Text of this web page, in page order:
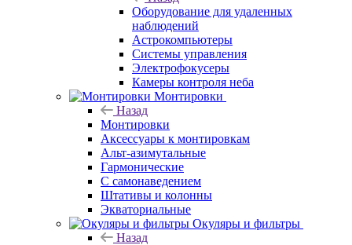
Оборудование для удаленных
наблюдений
Астрокомпьютеры
Системы управления
Электрофокусеры
Камеры контроля неба
Монтировки
Назад
Монтировки
Аксессуары к монтировкам
Альт-азимутальные
Гармонические
С самонаведением
Штативы и колонны
Экваториальные
Окуляры и фильтры
Назад